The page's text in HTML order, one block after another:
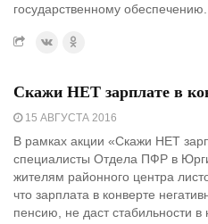
государственному обеспечению.
Скажи НЕТ зарплате в
15 АВГУСТА 2016
В рамках акции «Скажи НЕТ
специалисты Отдела ПФР в
жителям районного центра
что зарплата в конверте
пенсию, не даст стабильности в